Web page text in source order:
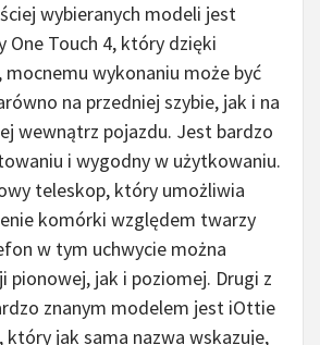
wybieranych modeli jest
One Touch 4, który dzięki
wykonaniu może być
na przedniej szybie, jak i na
wewnątrz pojazdu. Jest bardzo
i wygodny w użytkowaniu.
teleskop, który umożliwia
komórki względem twarzy
w tym uchwycie można
pionowej, jak i poziomej. Drugi z
znanym modelem jest iOttie
który jak sama nazwa wskazuje,